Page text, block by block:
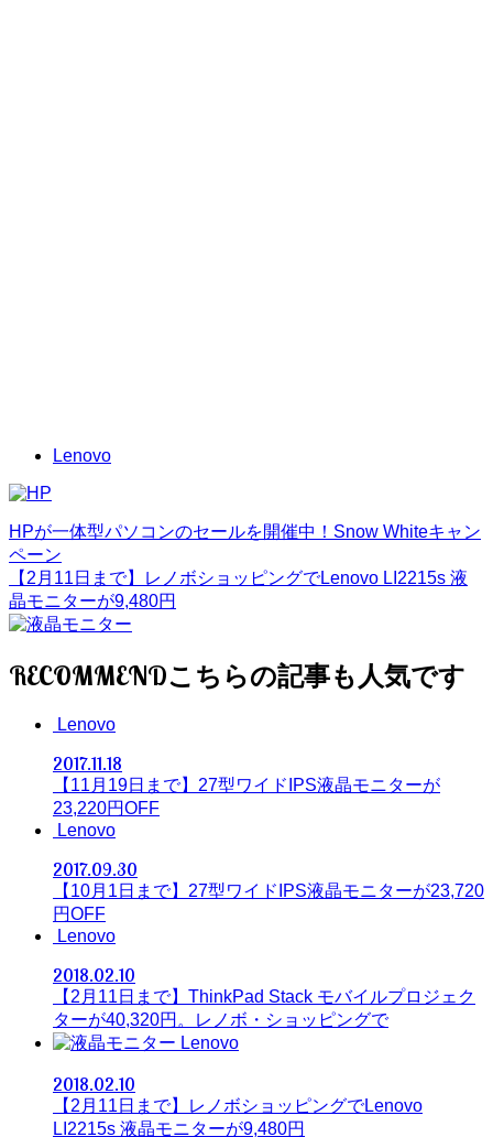
Lenovo
HPが一体型パソコンのセールを開催中！Snow Whiteキャン
ペーン
【2月11日まで】レノボショッピングでLenovo LI2215s 液
晶モニターが9,480円
RECOMMEND
Lenovo
2017.11.18
【11月19日まで】27型ワイドIPS液晶モニターが
23,220円OFF
Lenovo
2017.09.30
【10月1日まで】27型ワイドIPS液晶モニターが23,720
円OFF
Lenovo
2018.02.10
【2月11日まで】ThinkPad Stack モバイルプロジェク
ターが40,320円。レノボ・ショッピングで
Lenovo
2018.02.10
【2月11日まで】レノボショッピングでLenovo
LI2215s 液晶モニターが9,480円